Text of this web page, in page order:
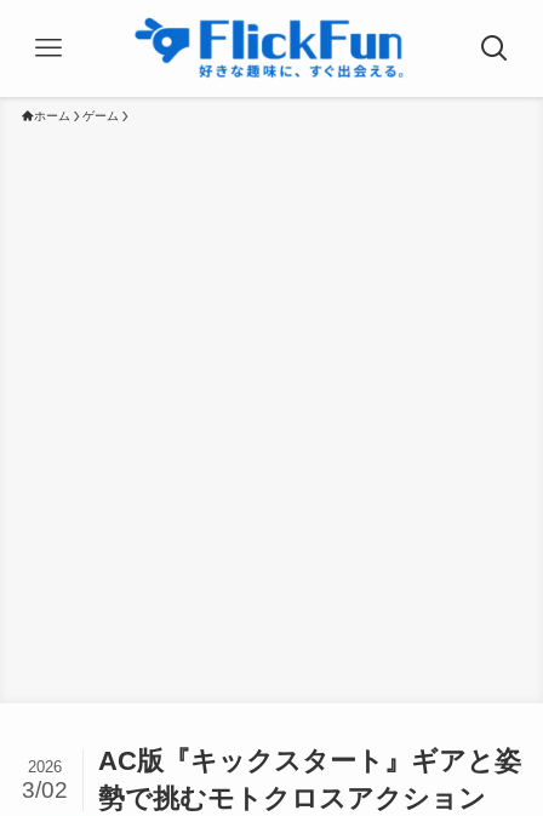
ホーム ゲーム
AC版『キックスタート』ギアと姿
勢で挑むモトクロスアクション
2026
3/02